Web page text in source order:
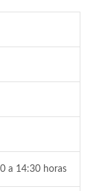
a 14:30 horas